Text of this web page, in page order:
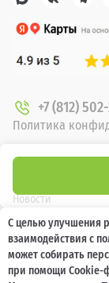
+7 (812)
Политика
Новости
Отзывы клиентов
Наша команда
С целью улучшения
взаимодействия с
может собирать
при помощи Cookie-